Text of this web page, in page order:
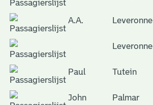
A.A. Leveronne
Leveronne
Paul Tutein
John Palmar